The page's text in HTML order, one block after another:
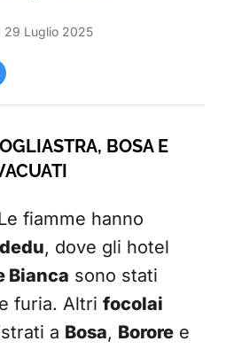
29 Luglio 2025
BOSA E
fiamme hanno
, dove gli hotel
Bianca sono stati
furia. Altri focolai
a Bosa, Borore e